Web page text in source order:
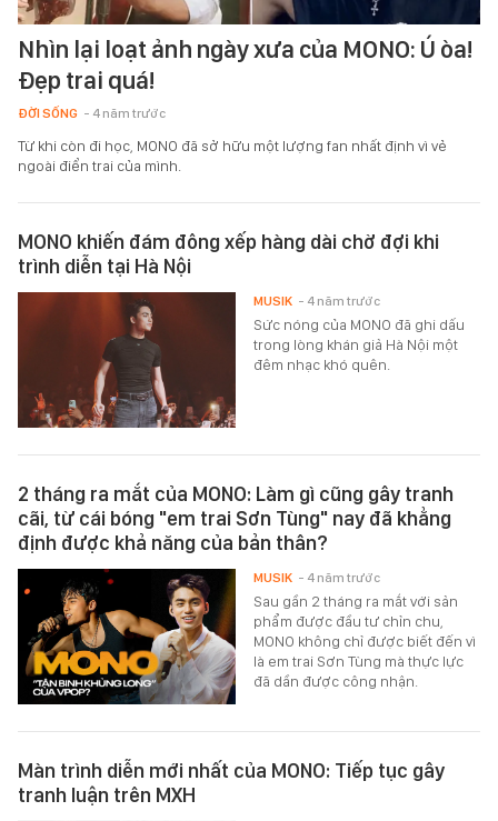
Nhìn lại loạt ảnh ngày xưa của MONO: Ú òa!
Đẹp trai quá!
ĐỜI SỐNG - 4 năm trước
Từ khi còn đi học, MONO đã sở hữu một lượng fan nhất định vì vẻ
ngoài điển trai của mình.
MONO khiến đám đông xếp hàng dài chờ đợi khi
trình diễn tại Hà Nội
Sức nóng của MONO đã ghi dấu
trong lòng khán giả Hà Nội một
đêm nhạc khó quên.
MUSIK - 4 năm trước
2 tháng ra mắt của MONO: Làm gì cũng gây tranh
cãi, từ cái bóng "em trai Sơn Tùng" nay đã khẳng
định được khả năng của bản thân?
Sau gần 2 tháng ra mắt với sản
phẩm được đầu tư chỉn chu,
MONO không chỉ được biết đến vì
là em trai Sơn Tùng mà thực lực
đã dần được công nhận.
MUSIK - 4 năm trước
Màn trình diễn mới nhất của MONO: Tiếp tục gây
tranh luận trên MXH